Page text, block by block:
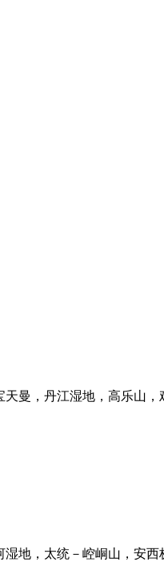
曼，丹江湿地，高乐山，
地，太统－崆峒山，安